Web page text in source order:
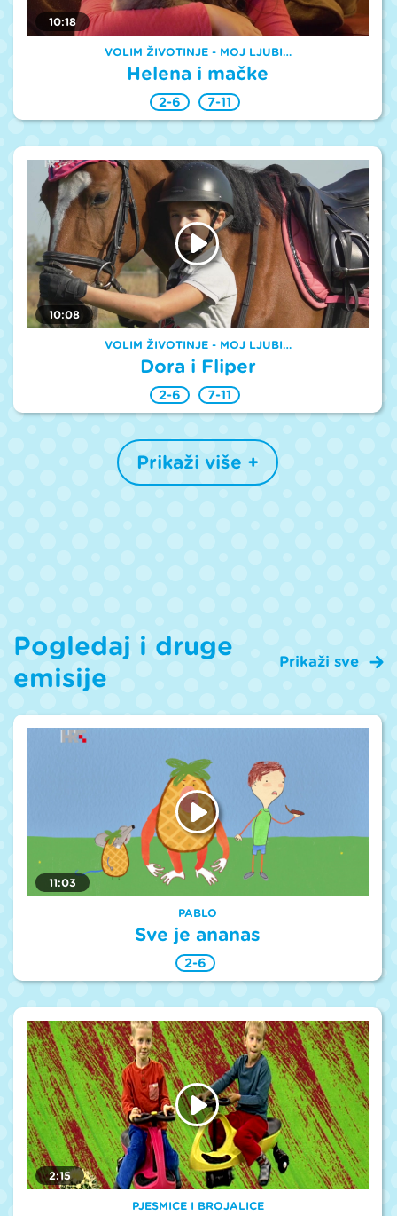
10:18
VOLIM ŽIVOTINJE - MOJ LJUBI…
Helena i mačke
2-6 7-11
10:08
VOLIM ŽIVOTINJE - MOJ LJUBI…
Dora i Fliper
2-6 7-11
Prikaži više +
Pogledaj i druge
emisije
Prikaži sve
11:03
PABLO
Sve je ananas
2-6
2:15
PJESMICE I BROJALICE